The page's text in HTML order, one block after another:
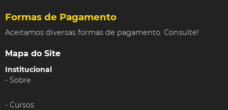
Formas de Pagamento
Aceitamos diversas formas de pagamento. Consulte!
Mapa do Site
Institucional
Sobre
Cursos